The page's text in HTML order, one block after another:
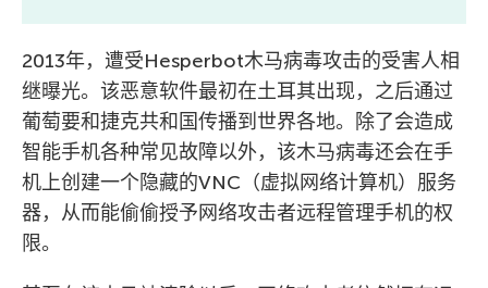
2013年，遭受Hesperbot木马病毒攻击的受害人相
继曝光。该恶意软件最初在土耳其出现，之后通过
葡萄要和捷克共和国传播到世界各地。除了会造成
智能手机各种常见故障以外，该木马病毒还会在手
机上创建一个隐藏的VNC（虚拟网络计算机）服务
器，从而能偷偷授予网络攻击者远程管理手机的权
限。